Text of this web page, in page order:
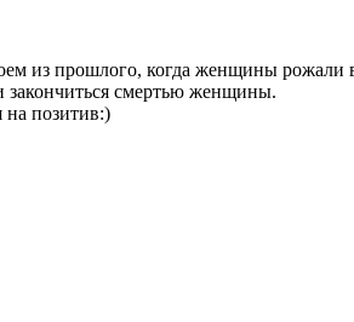
из прошлого, когда женщины рожали
закончиться смертью женщины.
на позитив:)